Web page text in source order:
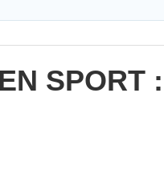
SPORT :